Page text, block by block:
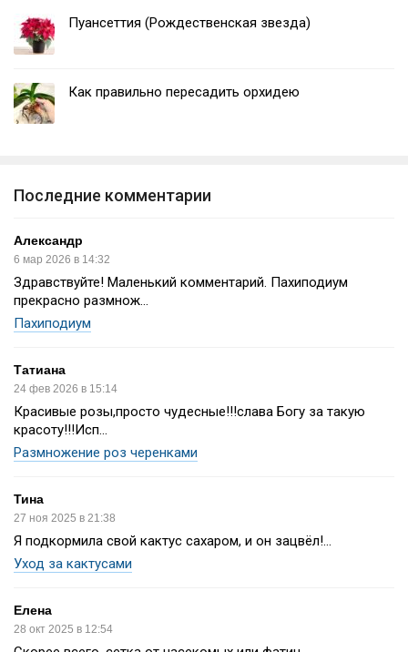
Пуансеттия (Рождественская звезда)
Как правильно пересадить орхидею
Последние комментарии
Александр
6 мар 2026 в 14:32
Здравствуйте! Маленький комментарий. Пахиподиум
прекрасно размнож...
Пахиподиум
Татиана
24 фев 2026 в 15:14
Красивые розы,просто чудесные!!!слава Богу за такую
красоту!!!Исп...
Размножение роз черенками
Тина
27 ноя 2025 в 21:38
Я подкормила свой кактус сахаром, и он зацвёл!...
Уход за кактусами
Елена
28 окт 2025 в 12:54